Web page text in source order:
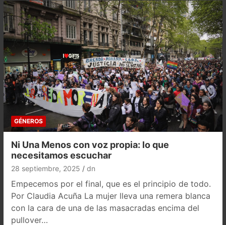
GÉNEROS
Ni Una Menos con voz propia: lo que
necesitamos escuchar
28 septiembre, 2025 dn
Empecemos por el final, que es el principio de todo.
Por Claudia Acuña La mujer lleva una remera blanca
con la cara de una de las masacradas encima del
pullover…